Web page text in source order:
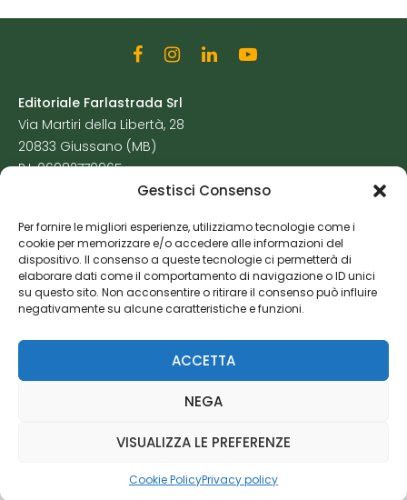
Gestisci Consenso
Per fornire le migliori esperienze, utilizziamo tecnologie come i
cookie per memorizzare e/o accedere alle informazioni del
dispositivo. Il consenso a queste tecnologie ci permetterà di
elaborare dati come il comportamento di navigazione o ID unici
su questo sito. Non acconsentire o ritirare il consenso può influire
negativamente su alcune caratteristiche e funzioni.
ACCETTA
NEGA
VISUALIZZA LE PREFERENZE
Cookie PolicyPrivacy policy
Editoriale Farlastrada Srl
Via Martiri della Libertà, 28
20833 Giussano (MB)
P.I. 06982770965
Cookie Policy
Risorse Aggiuntive